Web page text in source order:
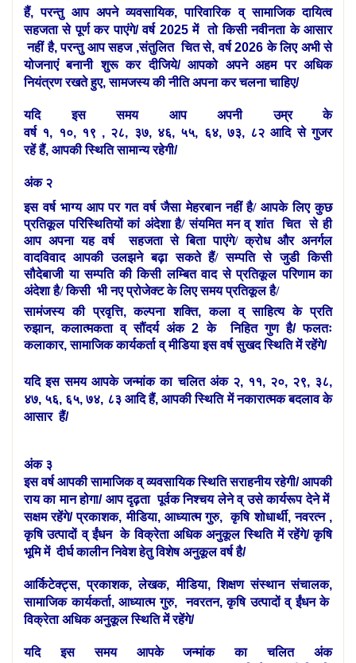
हैं, परन्तु आप अपने व्यवसायिक, पारिवारिक व् सामाजिक दायित्व
सहजता से पूर्ण कर पाएंगे/ वर्ष 2025 में तो किसी नवीनता के आसार
नहीं है, परन्तु आप सहज ,संतुलित चित से, वर्ष 2026 के लिए अभी से
योजनाएं बनानी शुरू कर दीजिये/ आपको अपने अहम पर अधिक
नियंत्रण रखते हुए, सामजस्य की नीति अपना कर चलना चाहिए/
यदि इस समय आप अपनी उम्र के
वर्ष १, १०, १९ , २८, ३७, ४६, ५५, ६४, ७३, ८२ आदि से गुजर
रहें हैं, आपकी स्थिति सामान्यरहेगी/
अंक २
इस वर्ष भाग्य आप पर गत वर्ष जैसा मेहरबान नहीं है/ आपके लिए कुछ
प्रतिकूल परिस्थितियों कां अंदेशा है/ संयमित मन व् शांत चित से ही
आप अपना यह वर्ष सहजता से बिता पाएंगे/ क्रोध और अनर्गल
वादविवाद आपकी उलझने बढ़ा सकते हैं/ सम्पति से जुडी किसी
सौदेबाजी या सम्पति की किसी लम्बित वाद से प्रतिकूल परिणाम का
अंदेशा है/ किसी भी नए प्रोजेक्ट के लिए समय प्रतिकूल है/
सामंजस्य की प्रवृत्ति,कल्पना शक्ति, कला व् साहित्य के प्रति
रुझान,कलात्मकता व् सौंदर्य अंक 2 के निहित गुण है/ फलतः
कलाकार, सामाजिक कार्यकर्ता व् मीडिया इस वर्ष सुखद स्थिति में रहेंगे/
यदि इस समय आपके जन्मांक का चलित अंक २, ११, २०, २९, ३८,
४७, ५६, ६५, ७४, ८३ आदि हैं, आपकी स्थिति में नकारात्मक बदलाव के
आसार हैं/
अंक ३
इस वर्ष आपकी सामाजिक व् व्यवसायिक स्थिति सराहनीय रहेगी/ आपकी
राय का मान होगा/ आप दृढ़ता पूर्वक निश्चय लेने व् उसे कार्यरूप देने में
सक्षम रहेंगे/ प्रकाशक, मीडिया, आध्यात्म गुरु, कृषि शोधार्थी, नवरत्न ,
कृषि उत्पादों व् ईंधन के विक्रेता अधिक अनुकूल स्थिति में रहेंगे/ कृषि
भूमि में दीर्घ कालीन निवेश हेतु विशेष अनुकूल वर्ष है/
आर्किटेक्ट्स, प्रकाशक, लेखक, मीडिया, शिक्षण संस्थान संचालक,
सामाजिक कार्यकर्ता, आध्यात्म गुरु, नवरतन, कृषि उत्पादों व् ईंधन के
विक्रेता अधिक अनुकूल स्थिति में रहेंगे/
यदि इस समय आपके जन्मांक का चलित अंक